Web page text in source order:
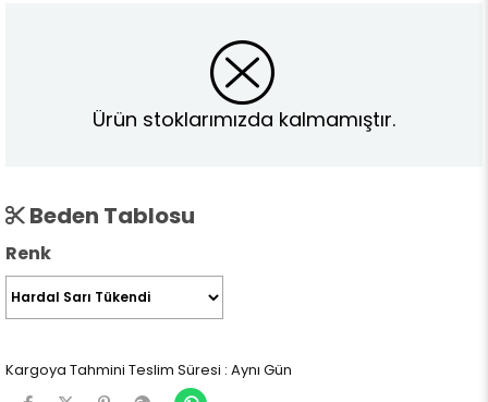
Ürün stoklarımızda kalmamıştır.
Beden Tablosu
Renk
Kargoya Tahmini Teslim Süresi : Aynı Gün